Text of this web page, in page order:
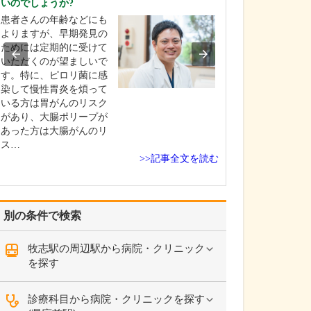
別の条件で検索
牧志駅の周辺駅から病院・クリニック
を探す
診療科目から病院・クリニックを探す
いのでしょうか?
患者さんの年齢などにも
よりますが、早期発見の
ためには定期的に受けて
いただくのが望ましいで
す。特に、ピロリ菌に感
染して慢性胃炎を煩って
いる方は胃がんのリスク
があり、大腸ポリープが
あった方は大腸がんのリ
ス…
>>記事全文を読む